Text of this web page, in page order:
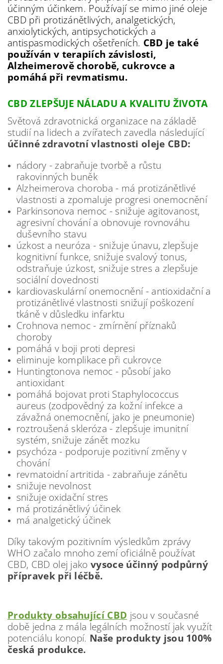
účinným účinkem. Používají se mimo jiné oleje
CBD při protizánětlivých, analgetických,
anxiolytických, antipsychotických a
antispasmodických ošetřeních. CBD je také
používán v terapiích závislosti,
Alzheimerově chorobě, cukrovce a
pomáhá při revmatismu.
CBD ZLEPŠUJE NÁLADU A KVALITU ŽIVOTA
Světová zdravotnická organizace na základě
studií na lidech a zvířatech zavedla následující
účinné zdravotní vlastnosti oleje CBD:
nádory - zabraňuje tvorbě a růstu
rakovinných buněk
Alzheimerova choroba - má protizánětlivé
vlastnosti a zpomaluje progresi onemocnění
Parkinsonova nemoc - snižuje agitovanost,
agresivní chování a obnovuje rovnováhu
duševního stavu
úzkost a neuróza - snižuje únavu, zlepšuje
kognitivní funkce, snižuje svalový tonus,
odstraňuje úzkost, snižuje stres a zlepšuje
sociální dovednosti
kardiovaskulární onemocnění - antioxidační a
protizánětlivé vlastnosti snižují poškození
tkáně v důsledku infarktu
Crohnova nemoc - zmírnění příznaků
choroby
pomáhá v boji proti depresi
eliminuje komplikace při cukrovce
Huntingtonova nemoc - působí jako
antioxidant
pomáhá bojovat proti Staphylococcus
aureus (zodpovědný za kožní infekce a
závažná onemocnění, jako je pneumonie)
roztroušená skleróza - zlepšuje imunitní
systém, snižuje zánět mozku
psychóza - podporuje pozitivní změny v
chování
revmatoidní artritida - zabraňuje zánětu
snižuje nevolnost
snižuje oxidační stres
má protizánětlivý účinek
má analgetický účinek
Díky takovým pozitivním výsledkům zprávy
WHO začalo mnoho zemí oficiálně používat
CBD, CBD olej jakovysoce účinný podpůrný
přípravek při léčbě.
Produkty obsahující CBD jsou v současné
době jedna z mála legálních možností jak využít
potenciálu konopí. Naše produkty jsou 100%
česká produkce.